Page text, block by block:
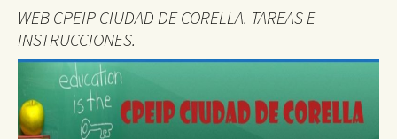
WEB CPEIP CIUDAD DE CORELLA. TAREAS E
INSTRUCCIONES.